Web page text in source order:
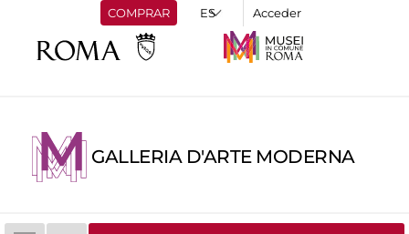
COMPRAR Acceder
GALLERIA D'ARTE MODERNA